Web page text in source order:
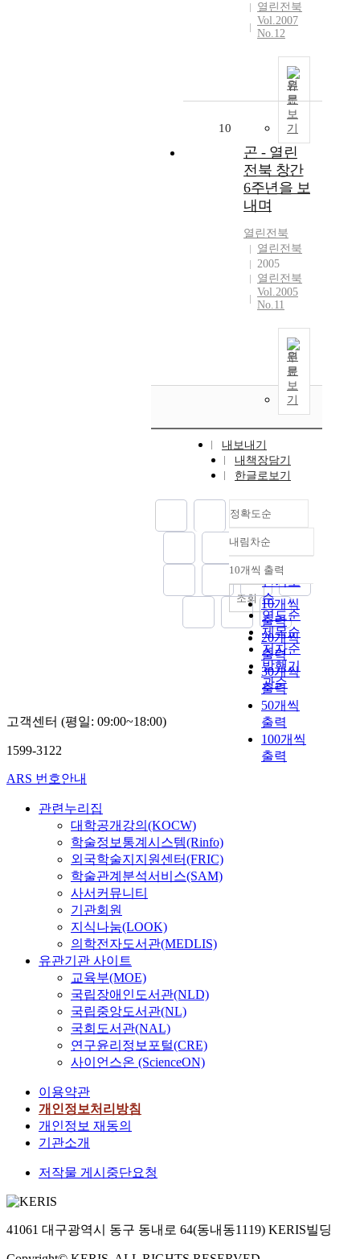
열린전북
Vol.2007
No.12
원
문
보
기
10
곤 - 열린
전북 창간
6주년을 보
내며
열린전북
열린전북
2005
열린전북
Vol.2005
No.11
원
문
보
기
내보내기
내책장담기
한글로보기
정확도순
정확도
순
인기도
순
연도순
제목순
저자순
발행기
관순
내림차순
내림차순
10개씩 출력
10개씩
출력
20개씩
출력
30개씩
출력
50개씩
출력
100개씩
출력
조회
고객센터 (평일: 09:00~18:00)
1599-3122
ARS 번호안내
관련누리집
대학공개강의(KOCW)
학술정보통계시스템(Rinfo)
외국학술지지원센터(FRIC)
학술관계분석서비스(SAM)
사서커뮤니티
기관회원
지식나눔(LOOK)
의학전자도서관(MEDLIS)
유관기관 사이트
교육부(MOE)
국립장애인도서관(NLD)
국립중앙도서관(NL)
국회도서관(NAL)
연구윤리정보포털(CRE)
사이언스온 (ScienceON)
이용약관
개인정보처리방침
개인정보 재동의
기관소개
저작물 게시중단요청
41061 대구광역시 동구 동내로 64(동내동1119) KERIS빌딩